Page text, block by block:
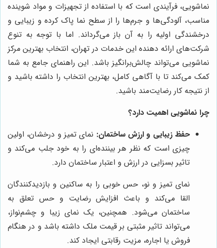
نماشویی، فرآیندی است که با استفاده از تجهیزات و مواد شوینده
مناسب، آلودگی‌ها و جرم‌ها را از سطح نما پاک کرده و زیبایی و
درخشندگی اولیه را به آن باز می‌گرداند. اما با توجه به تنوع
شرکت‌های ارائه دهنده این خدمات در تهران، انتخاب بهترین مرکز
نماشویی می‌تواند چالش‌برانگیز باشد. این راهنمای جامع به شما
کمک می‌کند تا با آگاهی کامل، بهترین انتخاب را داشته باشید و
از نتیجه کار رضایت‌مند باشید.
چرا نماشویی اهمیت دارد؟
حفظ زیبایی و ارزش ساختمان: نمای تمیز و درخشان، اولین
چیزی است که نظر هر بیننده‌ای را به خود جلب می‌کند و
تاثیر بسزایی در ارزش و اعتبار ساختمان دارد.
نمای تمیز و نو، حس خوبی را به ساکنین و بازدیدکنندگان
القا می‌کند و باعث افزایش رضایت و حس تعلق به
ساختمان می‌شود. همچنین، یک نمای زیبا و چشم‌نواز،
می‌تواند تاثیر مثبتی بر قیمت ملک داشته باشد و در هنگام
فروش یا اجاره، مزیت رقابتی ایجاد کند.